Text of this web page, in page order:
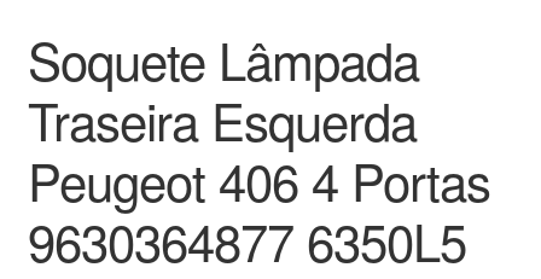
Sobre nós
Termos e Condições
Transporte
Soquete Lâmpada
Traseira Esquerda
Peugeot 406 4 Portas
9630364877 6350L5